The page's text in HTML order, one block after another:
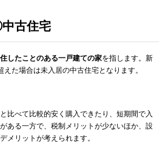
古住宅
したことのある一戸建ての家を指します。新
た場合は未入居の中古住宅となります。
比べて比較的安く購入できたり、短期間で入
ある一方で、税制メリットが少ないほか、設
メリットが考えられます。